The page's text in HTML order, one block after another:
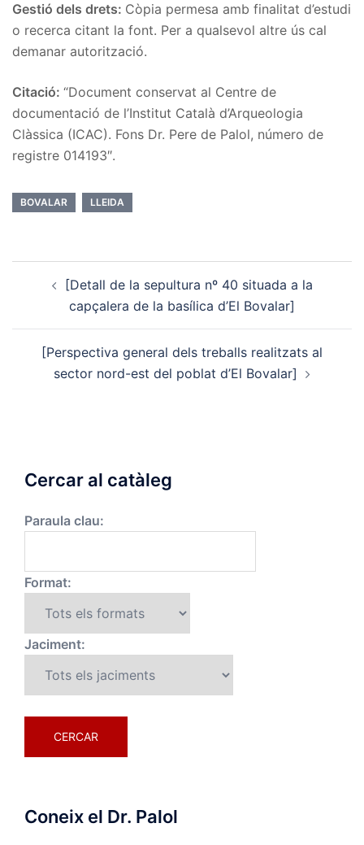
Gestió dels drets: Còpia permesa amb finalitat d’estudi
o recerca citant la font. Per a qualsevol altre ús cal
demanar autorització.
Citació: “Document conservat al Centre de
documentació de l’Institut Català d’Arqueologia
Clàssica (ICAC). Fons Dr. Pere de Palol, número de
registre 014193″.
BOVALAR LLEIDA
navigation[Detall de la sepultura nº 40 situada a la
capçalera de la basílica d’El Bovalar]
[Perspectiva general dels treballs realitzats al
sector nord-est del poblat d’El Bovalar]
Cercar al catàleg
Paraula clau:
Format:
Jaciment:
Coneix el Dr. Palol